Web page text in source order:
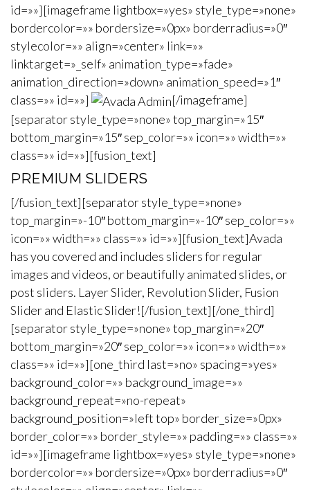
id=»»][imageframe lightbox=»yes» style_type=»none»
bordercolor=»» bordersize=»0px» borderradius=»0″
stylecolor=»» align=»center» link=»»
linktarget=»_self» animation_type=»fade»
animation_direction=»down» animation_speed=»1″
class=»» id=»»]
[/imageframe]
[separator style_type=»none» top_margin=»15″
bottom_margin=»15″ sep_color=»» icon=»» width=»»
class=»» id=»»][fusion_text]
PREMIUM SLIDERS
[/fusion_text][separator style_type=»none»
top_margin=»-10″ bottom_margin=»-10″ sep_color=»»
icon=»» width=»» class=»» id=»»][fusion_text]Avada
has you covered and includes sliders for regular
images and videos, or beautifully animated slides, or
post sliders. Layer Slider, Revolution Slider, Fusion
Slider and Elastic Slider![/fusion_text][/one_third]
[separator style_type=»none» top_margin=»20″
bottom_margin=»20″ sep_color=»» icon=»» width=»»
class=»» id=»»][one_third last=»no» spacing=»yes»
background_color=»» background_image=»»
background_repeat=»no-repeat»
background_position=»left top» border_size=»0px»
border_color=»» border_style=»» padding=»» class=»»
id=»»][imageframe lightbox=»yes» style_type=»none»
bordercolor=»» bordersize=»0px» borderradius=»0″